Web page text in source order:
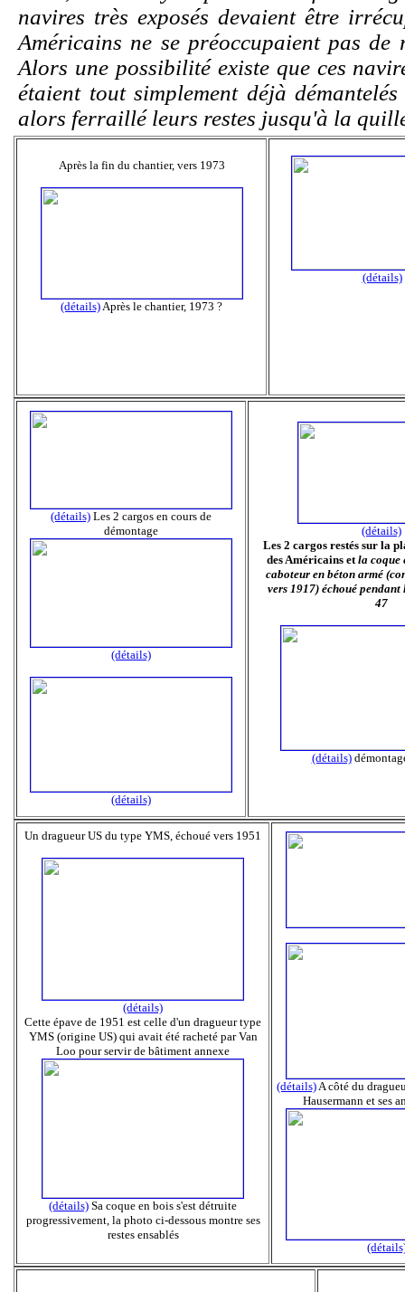
navires très exposés devaient être
Américains ne se préoccupaient pas
Alors une possibilité existe que ces
étaient tout simplement déjà
alors ferraillé leurs restes jusqu'à la
Après la fin du chantier, vers 1973
(détails)Après le chantier, 1973 ?
(détails)
(détails) Les 2 cargos en cours de
démontage
(détails)
(détails)
(détails)
Les 2 cargos restés sur la
des Américains etla coque
caboteur en béton armé
vers 1917) échoué
47
(détails)
Un dragueur US du type YMS, échoué vers 1951
(détails)
Cette épave de 1951 est celle d'un dragueur type
YMS (origine US) qui avait été racheté par Van
Loo pour servir de bâtiment annexe
(détails) Sa coque en bois s'est détruite
progressivement, la photo ci-dessous montre ses
restes ensablés
(détails)A côté du
Hausermann et ses